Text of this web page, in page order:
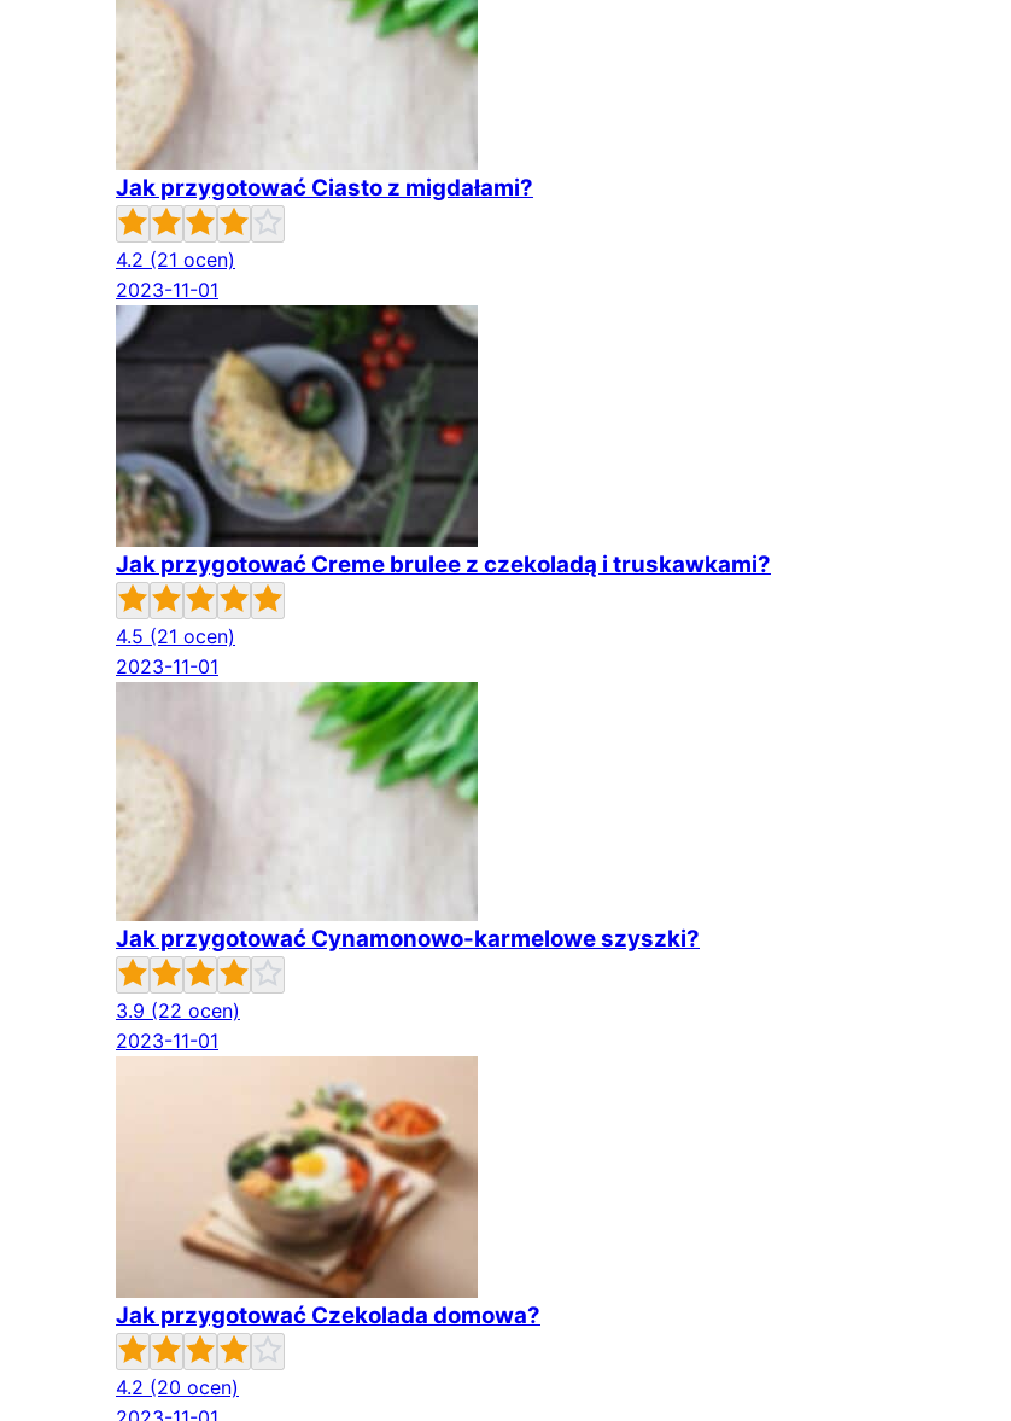
Jak przygotować Ciasto z migdałami?
4.2 (21 ocen)
2023-11-01
Jak przygotować Creme brulee z czekoladą i truskawkami?
4.5 (21 ocen)
2023-11-01
Jak przygotować Cynamonowo-karmelowe szyszki?
3.9 (22 ocen)
2023-11-01
Jak przygotować Czekolada domowa?
4.2 (20 ocen)